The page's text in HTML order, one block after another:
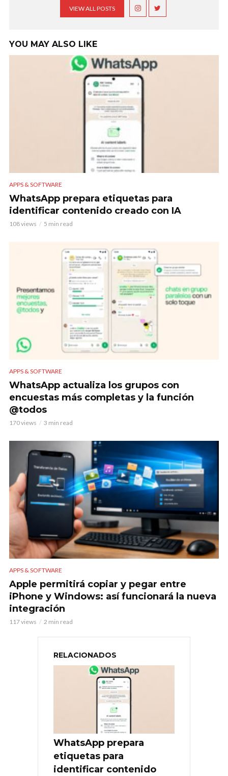
VIEW ALL POSTS
YOU MAY ALSO LIKE
APPS & SOFTWARE
WhatsApp prepara etiquetas para
identificar contenido creado con IA
108 views 5 min read
APPS & SOFTWARE
WhatsApp actualiza los grupos con
encuestas más completas y la función
@todos
170 views 3 min read
APPS & SOFTWARE
Apple permitirá copiar y pegar entre
iPhone y Windows: así funcionará la nueva
integración
117 views 2 min read
RELACIONADOS
WhatsApp prepara
etiquetas para
identificar contenido